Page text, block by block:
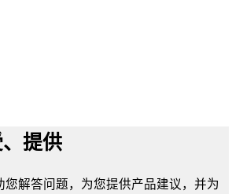
提供
您解答问题，为您提供产品建议，并为